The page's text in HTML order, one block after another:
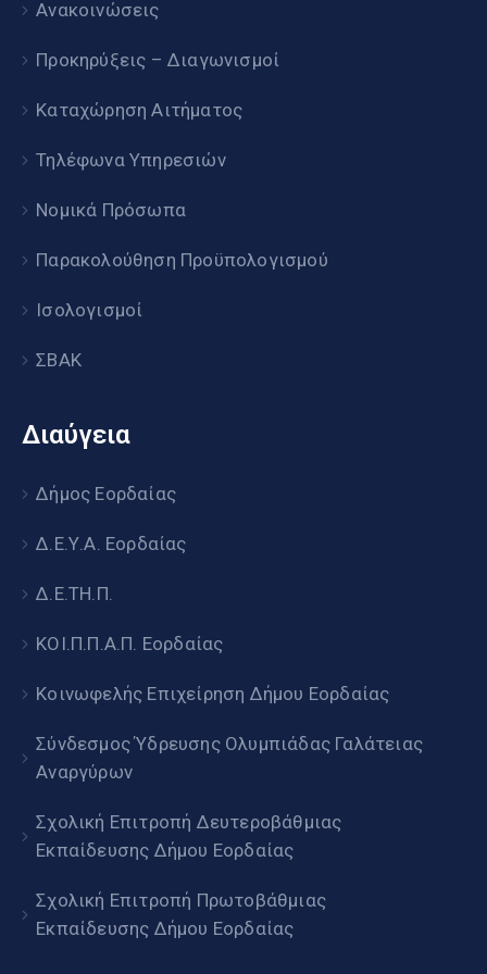
Ανακοινώσεις
Προκηρύξεις – Διαγωνισμοί
Καταχώρηση Αιτήματος
Τηλέφωνα Υπηρεσιών
Νομικά Πρόσωπα
Παρακολούθηση Προϋπολογισμού
Ισολογισμοί
ΣΒΑΚ
Διαύγεια
Δήμος Εορδαίας
Δ.Ε.Υ.Α. Εορδαίας
Δ.Ε.ΤΗ.Π.
ΚΟΙ.Π.Π.Α.Π. Εορδαίας
Κοινωφελής Επιχείρηση Δήμου Εορδαίας
Σύνδεσμος Ύδρευσης Ολυμπιάδας Γαλάτειας
Αναργύρων
Σχολική Επιτροπή Δευτεροβάθμιας
Εκπαίδευσης Δήμου Εορδαίας
Σχολική Επιτροπή Πρωτοβάθμιας
Εκπαίδευσης Δήμου Εορδαίας